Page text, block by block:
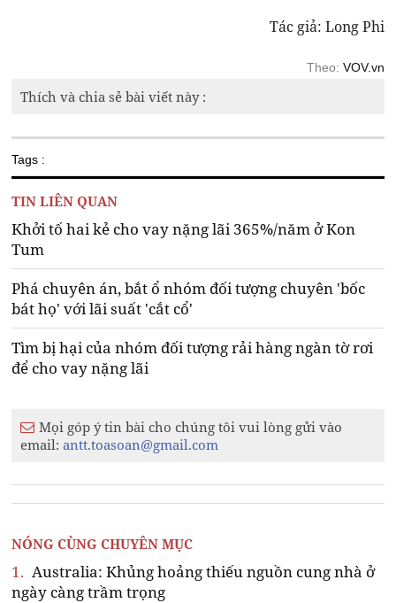
Tác giả: Long Phi
Theo: VOV.vn
Thích và chia sẻ bài viết này :
Tags :
TIN LIÊN QUAN
Khởi tố hai kẻ cho vay nặng lãi 365%/năm ở Kon
Tum
Phá chuyên án, bắt ổ nhóm đối tượng chuyên 'bốc
bát họ' với lãi suất 'cắt cổ'
Tìm bị hại của nhóm đối tượng rải hàng ngàn tờ rơi
để cho vay nặng lãi
Mọi góp ý tin bài cho chúng tôi vui lòng gửi vào
email:antt.toasoan@gmail.com
NÓNG CÙNG CHUYÊN MỤC
1. Australia: Khủng hoảng thiếu nguồn cung nhà ở
ngày càng trầm trọng